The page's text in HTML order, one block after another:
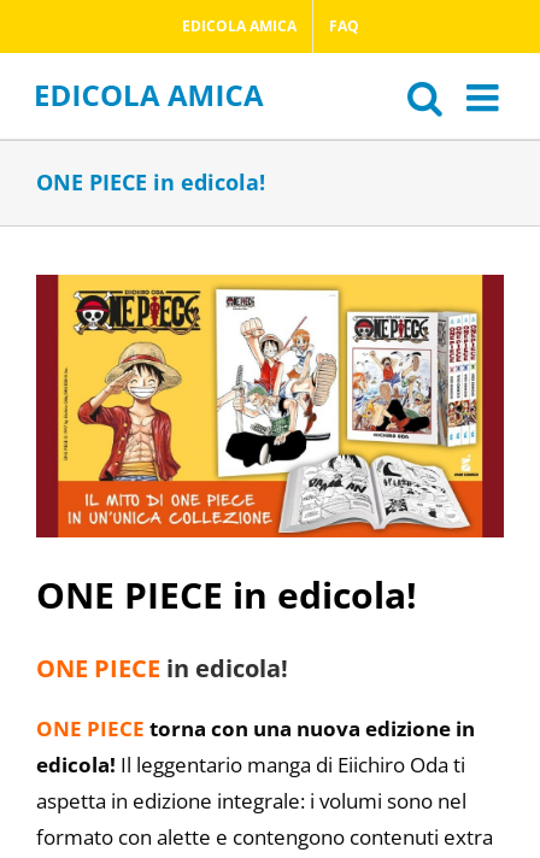
al
contenuto
EDICOLA AMICA FAQ
ONE PIECE in edicola!
Ingrandisci
immagine
ONE PIECE in edicola!
ONE PIECE in edicola!
ONE PIECE torna con una nuova edizione in
edicola! Il leggentario manga di Eiichiro Oda ti
aspetta in edizione integrale: i volumi sono nel
formato con alette e contengono contenuti extra